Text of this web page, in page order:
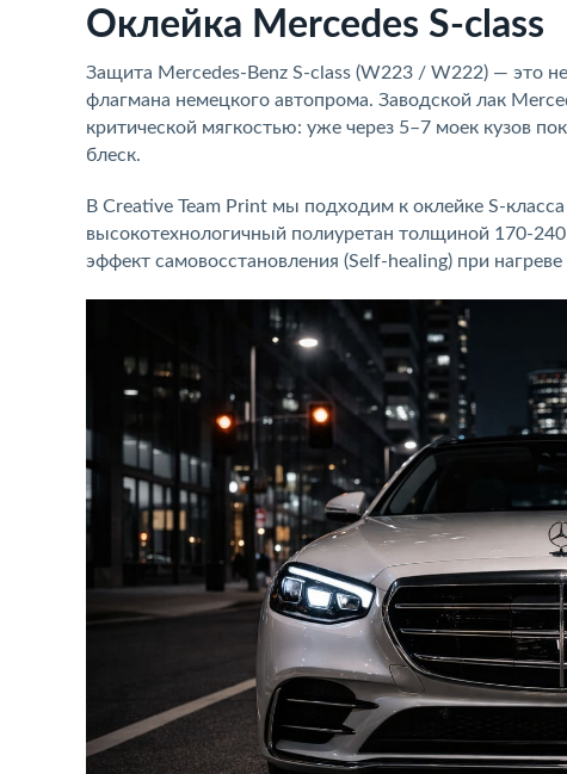
Оклейка Mercedes S‑class
Защита Mercedes-Benz S-class (W223 / W222) — это
флагмана немецкого автопрома. Заводской лак
критической мягкостью: уже через 5–7 моек кузов
блеск.
В Creative Team Print мы подходим к оклейке S-
высокотехнологичный полиуретан толщиной 170-
эффект самовосстановления (Self-healing) при